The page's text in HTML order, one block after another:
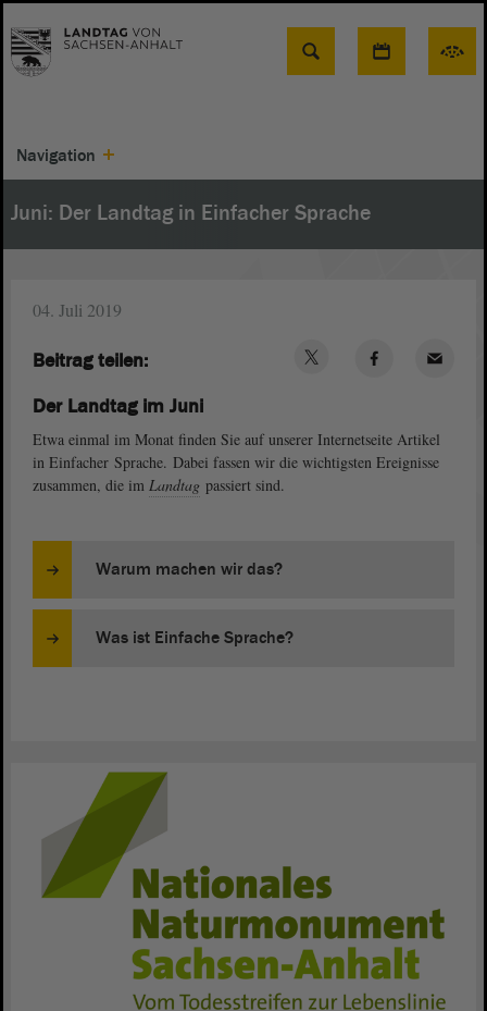
Suche
Navigation
Juni: Der Landtag in Einfacher Sprache
04. Juli 2019
Der Landtag im Juni
Etwa einmal im Monat finden Sie auf unserer Internetseite Artikel
in Einfacher Sprache. Dabei fassen wir die wichtigsten Ereignisse
zusammen, die im Landtag passiert sind.
Warum machen wir das?
Was ist Einfache Sprache?
Beitrag teilen: